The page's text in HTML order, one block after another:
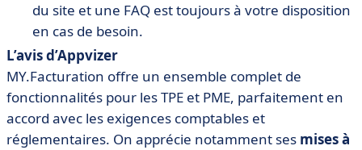
du site et une FAQ est toujours à votre disposition
en cas de besoin.
L’avis d’Appvizer
MY.Facturation offre un ensemble complet de
fonctionnalités pour les TPE et PME, parfaitement en
accord avec les exigences comptables et
réglementaires. On apprécie notamment ses mises à